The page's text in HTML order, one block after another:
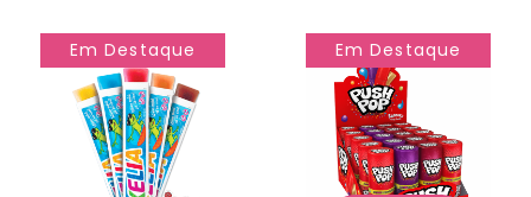
Em Destaque Em Destaque